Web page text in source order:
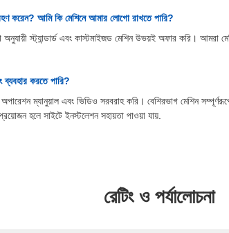
করেন? আমি কি মেশিনে আমার লোগো রাখতে পারি?
স্ট্যান্ডার্ড এবং কাস্টমাইজড মেশিন উভয়ই অফার করি।
ব্যবহার করতে পারি?
ম্যানুয়াল এবং ভিডিও সরবরাহ করি। বেশিরভাগ মেশিন
হলে সাইটে ইনস্টলেশন সহায়তা পাওয়া যায়.
রেটিং ও পর্যালোচনা